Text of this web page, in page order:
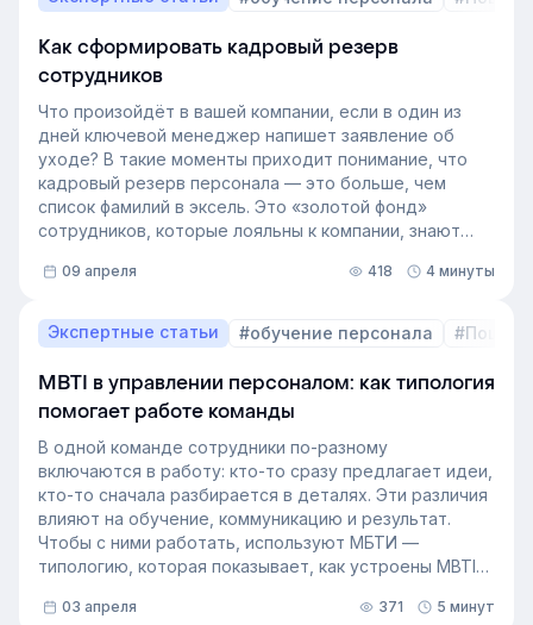
Как сформировать кадровый резерв
сотрудников
Что произойдёт в вашей компании, если в один из
дней ключевой менеджер напишет заявление об
уходе? В такие моменты приходит понимание, что
кадровый резерв персонала — это больше, чем
список фамилий в эксель. Это «золотой фонд»
сотрудников, которые лояльны к компании, знают
освободившуюся должность. Не у каждой компании
вручную — трудоёмкая задача. Однако с приходом
автоматизации формирование кадрового запаса
перестало требовать большого ресурса. Теперь это
важный инструмент для любой компании, которая не
хочет зависеть от капризов рынка труда. В статье
разберёмся, как выстроить процесс формирование
кадрового резерва с помощью современных
инструментов.
09 апреля 418 4 минуты
Экспертные статьи #обучение персонала
MBTI в управлении персоналом: как типология
помогает работе команды
В одной команде сотрудники по-разному
включаются в работу: кто-то сразу предлагает идеи,
кто-то сначала разбирается в деталях. Эти различия
влияют на обучение, коммуникацию и результат.
Чтобы с ними работать, используют МБТИ —
типологию, которая показывает, как устроены MBTI
это тестирование применяют в бизнесе и какую
03 апреля 371 5 минут